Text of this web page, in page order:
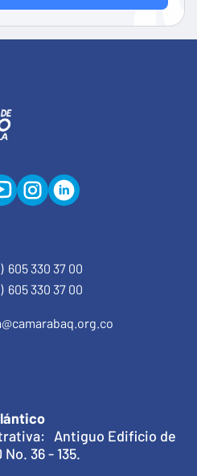
605 330 37 00
605 330 37 00
Antiguo Edificio de
36 - 135.